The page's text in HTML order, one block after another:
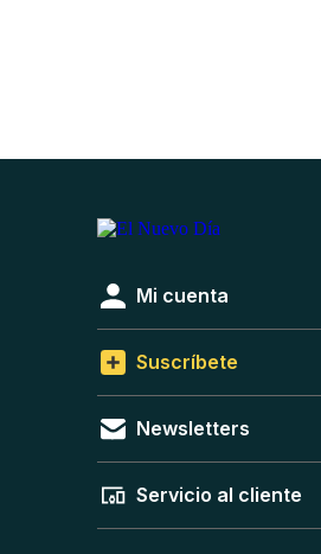
Mi cuenta
Suscríbete
Newsletters
Servicio al cliente